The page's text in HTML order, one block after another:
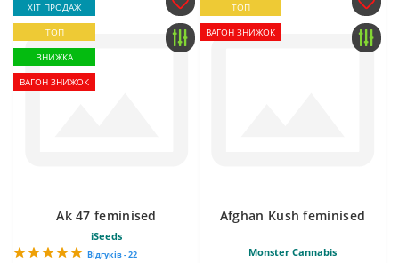
ХІТ ПРОДАЖ
ТОП
ЗНИЖКА
ВАГОН ЗНИЖОК
Ak 47 feminised
iSeeds
Відгуків - 22
ТОП
ВАГОН ЗНИЖОК
Afghan Kush feminised
Monster Cannabis